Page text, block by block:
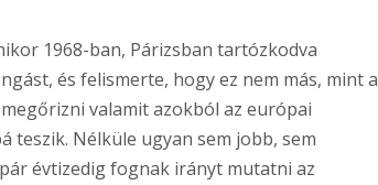
1968-ban, Párizsban tartózkodva
és felismerte, hogy ez nem más, mint a
valamit azokból az európai
teszik. Nélküle ugyan sem jobb, sem
évtizedig fognak irányt mutatni az